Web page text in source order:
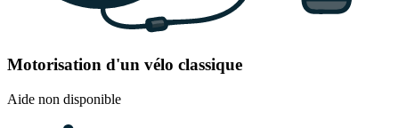
Motorisation d'un vélo classique
Aide non disponible